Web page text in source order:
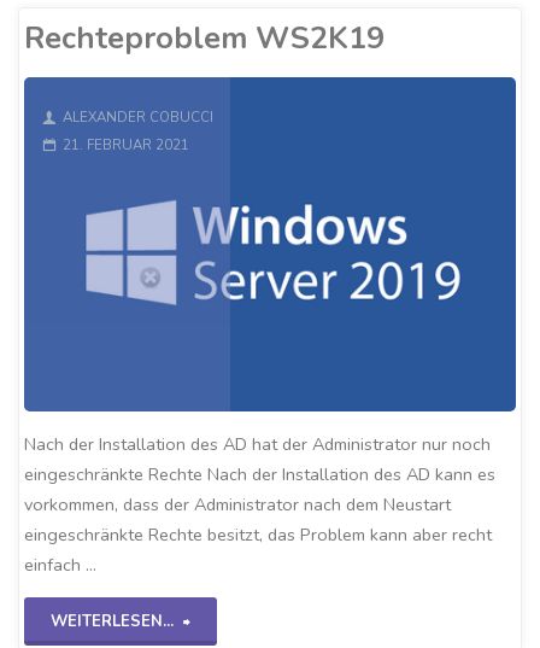
Rechteproblem WS2K19
ALEXANDER COBUCCI
21. FEBRUAR 2021
Nach der Installation des AD hat der Administrator nur noch
eingeschränkte Rechte Nach der Installation des AD kann es
vorkommen, dass der Administrator nach dem Neustart
eingeschränkte Rechte besitzt, das Problem kann aber recht
einfach …
WEITERLESEN...
"Rechteproblem